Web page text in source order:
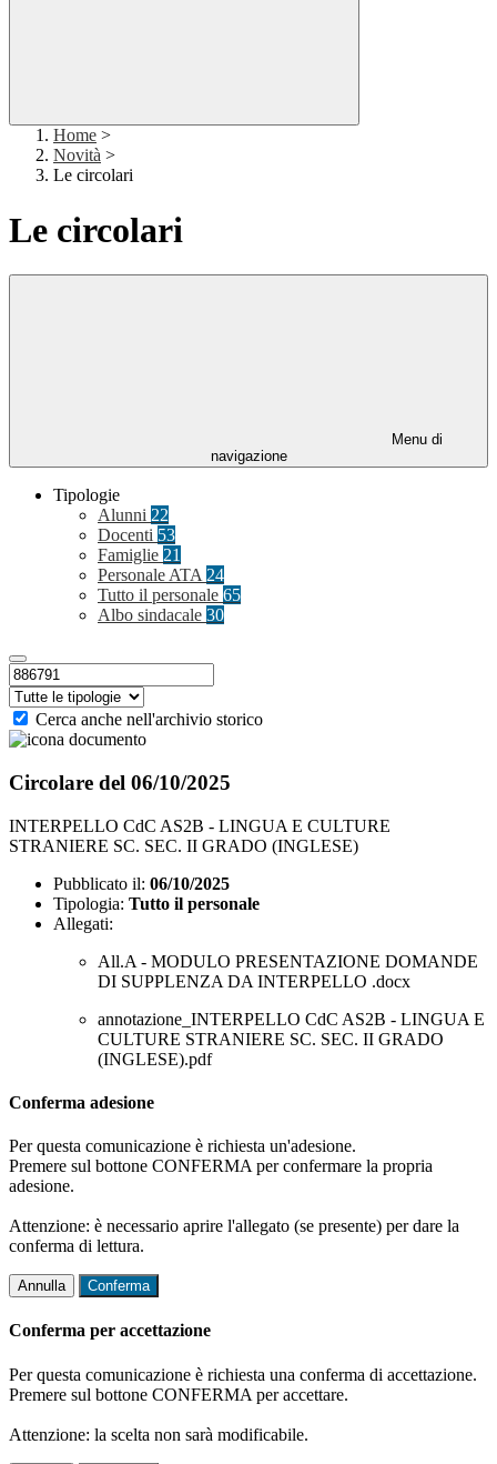
Home >
Novità >
Le circolari
Le circolari
Menu di
navigazione
Tipologie
Alunni 22
Docenti 53
Famiglie 21
Personale ATA 24
Tutto il personale 65
Albo sindacale 30
Cerca anche nell'archivio storico
Circolare del 06/10/2025
INTERPELLO CdC AS2B - LINGUA E CULTURE
STRANIERE SC. SEC. II GRADO (INGLESE)
Pubblicato il: 06/10/2025
Tipologia: Tutto il personale
Allegati:
All.A - MODULO PRESENTAZIONE DOMANDE
DI SUPPLENZA DA INTERPELLO .docx
annotazione_INTERPELLO CdC AS2B - LINGUA E
CULTURE STRANIERE SC. SEC. II GRADO
(INGLESE).pdf
Conferma adesione
Per questa comunicazione è richiesta un'adesione.
Premere sul bottone CONFERMA per confermare la propria
adesione.
Attenzione: è necessario aprire l'allegato (se presente) per dare la
conferma di lettura.
Annulla Conferma
Conferma per accettazione
Per questa comunicazione è richiesta una conferma di accettazione.
Premere sul bottone CONFERMA per accettare.
Attenzione: la scelta non sarà modificabile.